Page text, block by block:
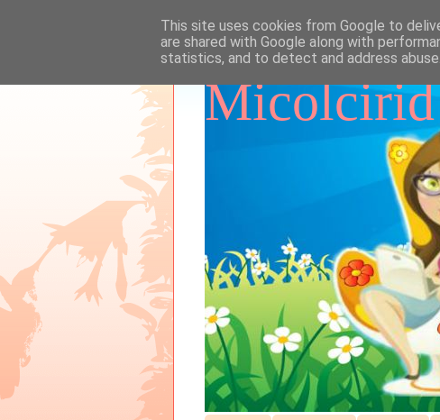
This site uses cookies from Google to
are shared with Google along with
statistics, and to detect and address abuse.